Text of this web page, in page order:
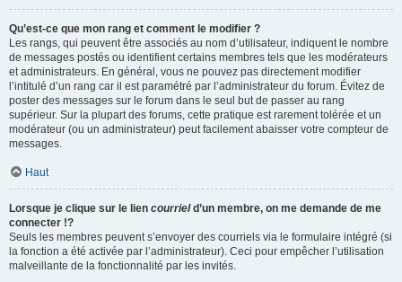
Qu’est-ce que mon rang et comment le modifier ?
Les rangs, qui peuvent être associés au nom d’utilisateur, indiquent le nombre
de messages postés ou identifient certains membres tels que les modérateurs
et administrateurs. En général, vous ne pouvez pas directement modifier
l’intitulé d’un rang car il est paramétré par l’administrateur du forum. Évitez de
poster des messages sur le forum dans le seul but de passer au rang
supérieur. Sur la plupart des forums, cette pratique est rarement tolérée et un
modérateur (ou un administrateur) peut facilement abaisser votre compteur de
messages.
Haut
Lorsque je clique sur le lien courrield’un membre, on me demande de me
connecter !?
Seuls les membres peuvent s’envoyer des courriels via le formulaire intégré (si
la fonction a été activée par l’administrateur). Ceci pour empêcher l’utilisation
malveillante de la fonctionnalité par les invités.